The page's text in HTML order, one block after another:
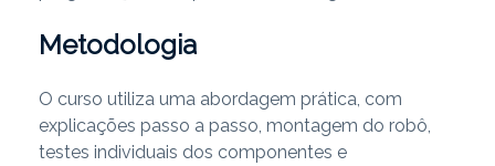
Metodologia
O curso utiliza uma abordagem prática, com
explicações passo a passo, montagem do robô,
testes individuais dos componentes e